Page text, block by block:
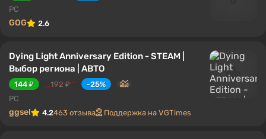
PC
GOG 2.6
Dying Light Anniversary Edition - STEAM |
Выбор региона | АВТО
144 ₽ 192 ₽
-25%
PC
ggsel 4.2463 отзыва Поддержка на VGTimes